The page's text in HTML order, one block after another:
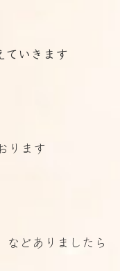
ていきます
ります
などありましたら